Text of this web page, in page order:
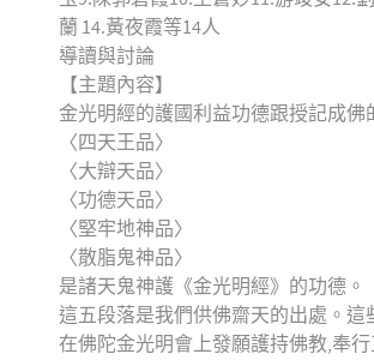
蘭 14.黃夜霞等14人
導讀與討論
【主題內容】
金光明經的護國利益功德跟授記成佛
〈四天王品〉
〈大辯天品〉
〈功德天品〉
〈堅牢地神品〉
〈散脂鬼神品〉
是諸天鬼神護《金光明經》的功德。
這五段落是我們供佛齋天的出處。這
在佛陀金光明會上發願護持佛教,奉